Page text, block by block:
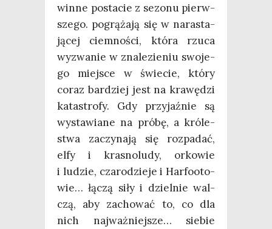
win­ne posta­cie z sezo­nu pierw­
sze­go. pogrą­ża­ją się w nara­sta­
ją­cej ciem­no­ści, któ­ra rzu­ca
wyzwa­nie w zna­le­zie­niu swo­je­
go miej­sce w świe­cie, któ­ry
coraz bar­dziej jest na kra­wę­dzi
kata­stro­fy. Gdy przy­jaź­nie są
wysta­wia­ne na pró­bę, a kró­le­
stwa zaczy­na­ją się roz­pa­dać,
elfy i kra­sno­lu­dy, orko­wie
i ludzie, cza­ro­dzie­je i Har­fo­oto­
wie… łączą siły i dziel­nie wal­
czą, aby zacho­wać to, co dla
nich naj­waż­niej­sze… sie­bie